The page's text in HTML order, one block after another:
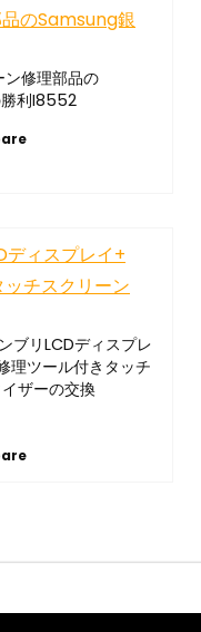
ン修理部品の
利I8552
ブリLCDディスプレ
理ツール付きタッチ
ザーの交換